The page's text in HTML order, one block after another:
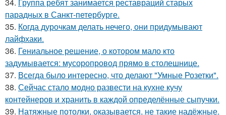
парадных в Санкт-петербурге.
35. Когда дурочкам делать нечего, они придумывают
лайфхаки.
36. Гениальное решение, о котором мало кто
задумывается: мусоропровод прямо в столешнице.
37. Всегда было интересно, что делают "Умные Розетки".
38. Сейчас стало модно развести на кухне кучу
контейнеров и хранить в каждой определённые сыпучки.
39. Натяжные потолки, оказывается, не такие надёжные.